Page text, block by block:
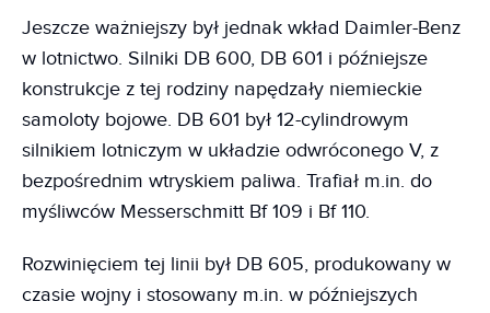
Jeszcze ważniejszy był jednak wkład Daimler-Benz
w lotnictwo. Silniki DB 600, DB 601 i późniejsze
konstrukcje z tej rodziny napędzały niemieckie
samoloty bojowe. DB 601 był 12-cylindrowym
silnikiem lotniczym w układzie odwróconego V, z
bezpośrednim wtryskiem paliwa. Trafiał m.in. do
myśliwców Messerschmitt Bf 109 i Bf 110.
Rozwinięciem tej linii był DB 605, produkowany w
czasie wojny i stosowany m.in. w późniejszych